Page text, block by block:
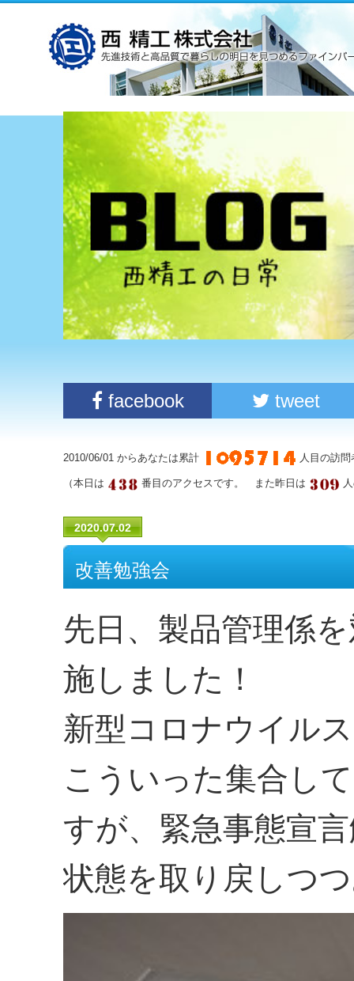
facebook tweet
2010/06/01 からあなたは累計 人目の訪
（本日は 番目のアクセスです。 また昨日は
2020.07.02
改善勉強会
先日、製品管理係
施しました！
新型コロナウイル
こういった集合し
すが、緊急事態宣
状態を取り戻しつ